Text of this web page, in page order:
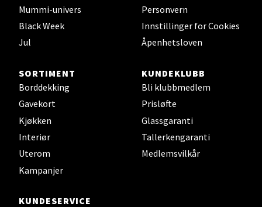
Mummi-univers
Black Week
Jul
Personvern
Innstillinger for Cookies
Åpenhetsloven
SORTIMENT
Borddekking
Gavekort
Kjøkken
Interiør
Uterom
Kampanjer
KUNDEKLUBB
Bli klubbmedlem
Prisløfte
Glassgaranti
Tallerkengaranti
Medlemsvilkår
KUNDESERVICE
Åpent i dag 10-19
0 i butikk
Steinkjer - Thon Senter Steinkjer
Sjøfartsgata 2, 7714 Steinkjer
Åpent i dag 10-20
0 i butikk